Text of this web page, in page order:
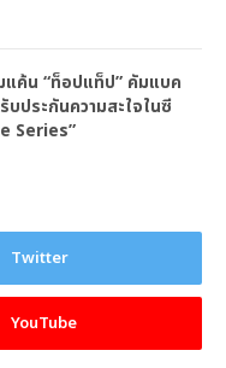
แค้น “ท็อปแท็ป” คัมแบค
บประกันความสะใจในซี
Series”
Twitter
YouTube